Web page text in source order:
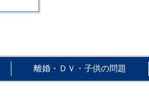
離婚・ＤＶ・子供の問題